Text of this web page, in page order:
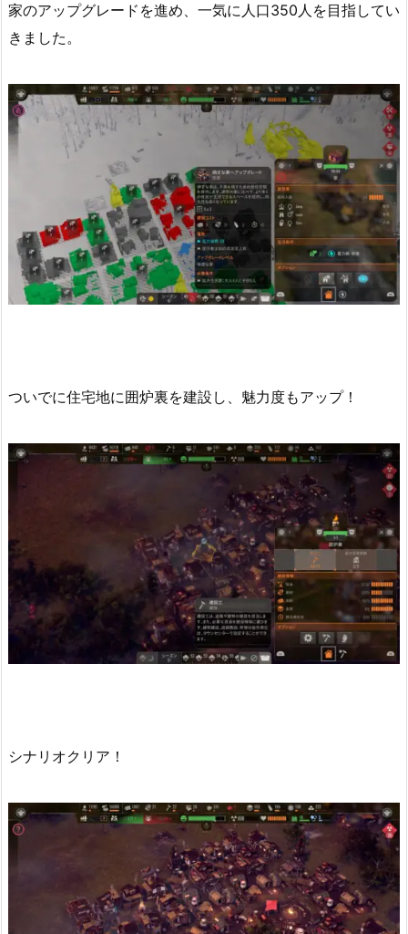
家のアップグレードを進め、一気に人口350人を目指してい
きました。
ついでに住宅地に囲炉裏を建設し、魅力度もアップ！
シナリオクリア！